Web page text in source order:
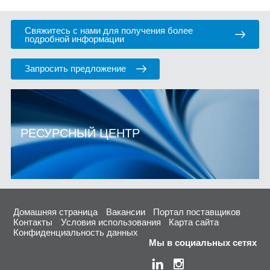
Свяжитесь с нами для получения более
подробной информации
Запросить предложение
РЕСУРСНЫЙ ЦЕНТР
Домашняя страница Вакансии
Портал поставщиков
Контакты
Условия использования
Карта сайта
Конфиденциальность данных
Мы в социальных сетях